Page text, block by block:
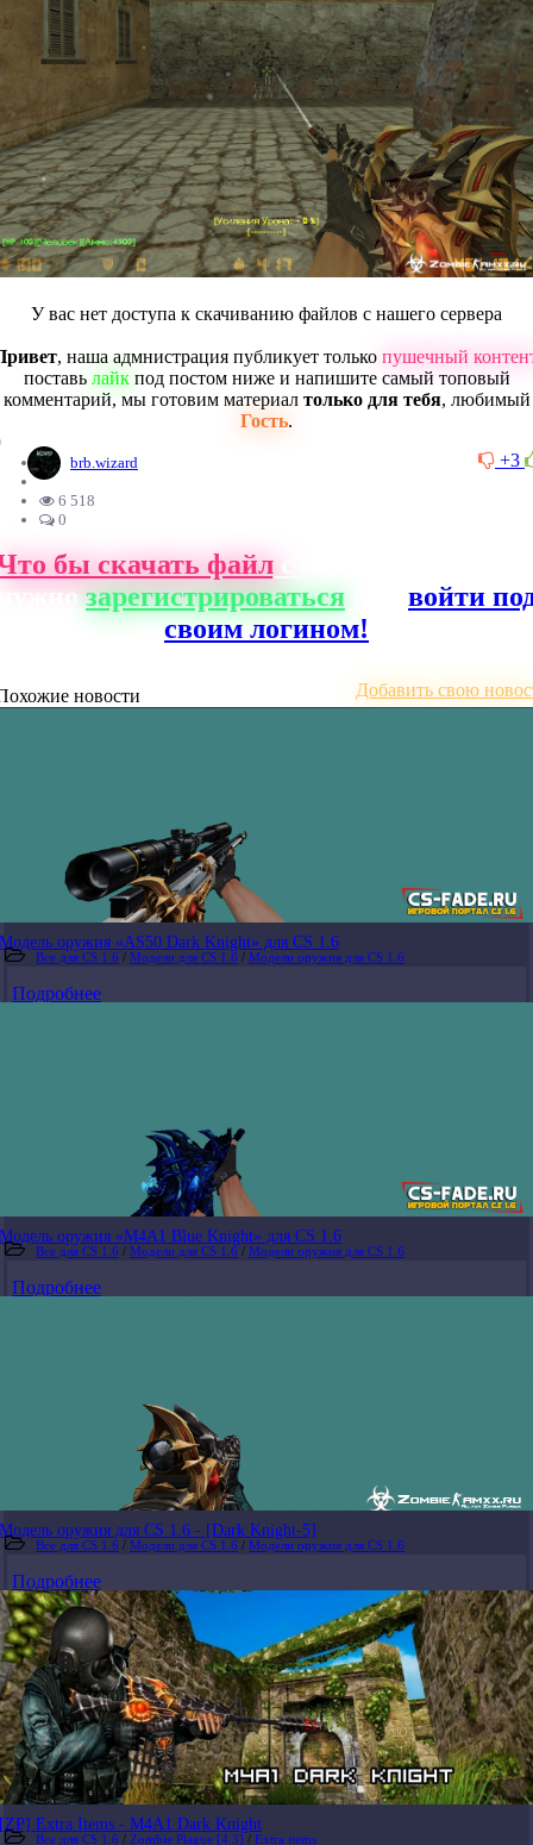
У вас нет доступа к скачиванию файлов с нашего сервера
, наша адмнистрация публикует только пушечный
поставь лайкпод постом ниже и напишите самый топовый
комментарий, мы готовим материал только для тебя, любимый
Гость.
+3
brb.wizard
6 518
0
бы скачать файлс нашего сайта,
зарегистрироваться
войти
своим логином!
новости Добавить свою
Модель оружия «AS50 Dark Knight» для CS 1.6
Все для CS 1.6 / Модели для CS 1.6 / Модели оружия для CS 1.6
Подробнее
Модель оружия «M4A1 Blue Knight» для CS 1.6
Все для CS 1.6 / Модели для CS 1.6 / Модели оружия для CS 1.6
Подробнее
Модель оружия для CS 1.6 - [Dark Knight-5]
Все для CS 1.6 / Модели для CS 1.6 / Модели оружия для CS 1.6
Подробнее
[ZP] Extra Items - M4A1 Dark Knight
Все для CS 1.6 / Zombie Plague [4.3] / Extra items